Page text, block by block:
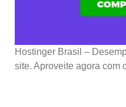
Hostinger Brasil –
site. Aproveite agora com